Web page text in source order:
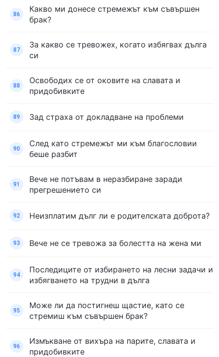
86
Какво ми донесе стремежът към съвършен
брак?
87
За какво се тревожех, когато избягвах дълга
си
88
Освободих се от оковите на славата и
придобивките
89 Зад страха от докладване на проблеми
90
След като стремежът ми към благословии
беше разбит
91
Вече не потъвам в неразбиране заради
прегрешението си
92 Неизплатим дълг ли е родителската доброта?
93 Вече не се тревожа за болестта на жена ми
94
Последиците от избирането на лесни задачи и
избягването на трудни в дълга
95
Може ли да постигнеш щастие, като се
стремиш към съвършен брак?
96
Измъкване от вихъра на парите, славата и
придобивките